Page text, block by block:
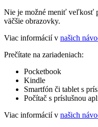
Nie je možné meniť veľkosť
väčšie obrazovky.
Viac informácií v našich
Prečítate na zariadeniach:
Pocketbook
Kindle
Smartfón či tablet s
Počítač s príslušnou
Viac informácií v našich